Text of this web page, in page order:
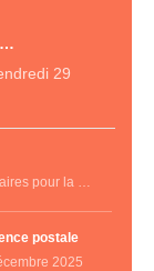
29
pour la …
postale
2025